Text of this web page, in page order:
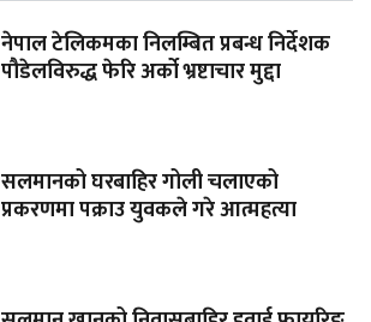
नेपाल टेलिकमका निलम्बित प्रबन्ध निर्देशक
पौडेलविरुद्ध फेरि अर्को भ्रष्टाचार मुद्दा
सलमानको घरबाहिर गोली चलाएको
प्रकरणमा पक्राउ युवकले गरे आत्महत्या